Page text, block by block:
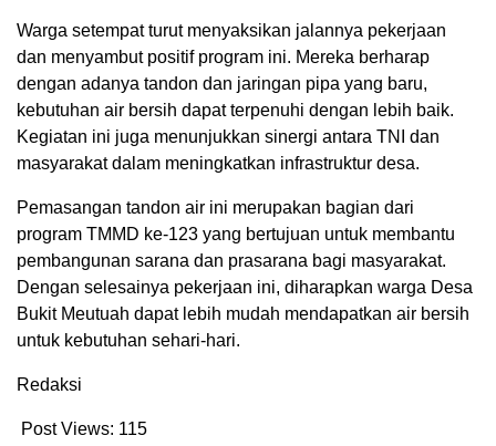
Warga setempat turut menyaksikan jalannya pekerjaan
dan menyambut positif program ini. Mereka berharap
dengan adanya tandon dan jaringan pipa yang baru,
kebutuhan air bersih dapat terpenuhi dengan lebih baik.
Kegiatan ini juga menunjukkan sinergi antara TNI dan
masyarakat dalam meningkatkan infrastruktur desa.
Pemasangan tandon air ini merupakan bagian dari
program TMMD ke-123 yang bertujuan untuk membantu
pembangunan sarana dan prasarana bagi masyarakat.
Dengan selesainya pekerjaan ini, diharapkan warga Desa
Bukit Meutuah dapat lebih mudah mendapatkan air bersih
untuk kebutuhan sehari-hari.
Redaksi
Post Views: 115